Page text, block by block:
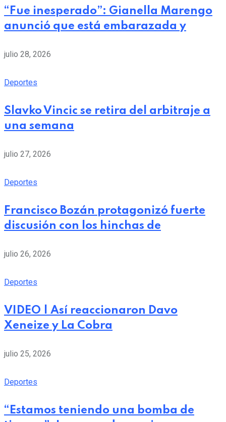
“Fue inesperado”: Gianella Marengo
anunció que está embarazada y
julio 28, 2026
Deportes
Slavko Vincic se retira del arbitraje a
una semana
julio 27, 2026
Deportes
Francisco Bozán protagonizó fuerte
discusión con los hinchas de
julio 26, 2026
Deportes
VIDEO | Así reaccionaron Davo
Xeneize y La Cobra
julio 25, 2026
Deportes
“Estamos teniendo una bomba de